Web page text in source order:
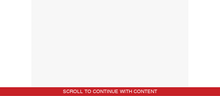
SCROLL TO CONTINUE WITH CONTENT